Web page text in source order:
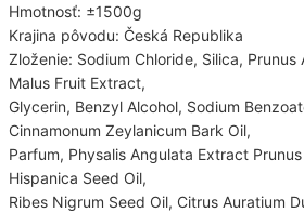
Hmotnosť: ±1500g
Krajina pôvodu: Česká Republika
Zloženie: Sodium Chloride, Silica,
Malus Fruit Extract,
Glycerin, Benzyl Alcohol, Sodium
Cinnamonum Zeylanicum Bark Oil,
Parfum, Physalis Angulata Extract
Hispanica Seed Oil,
Ribes Nigrum Seed Oil, Citrus Auratium